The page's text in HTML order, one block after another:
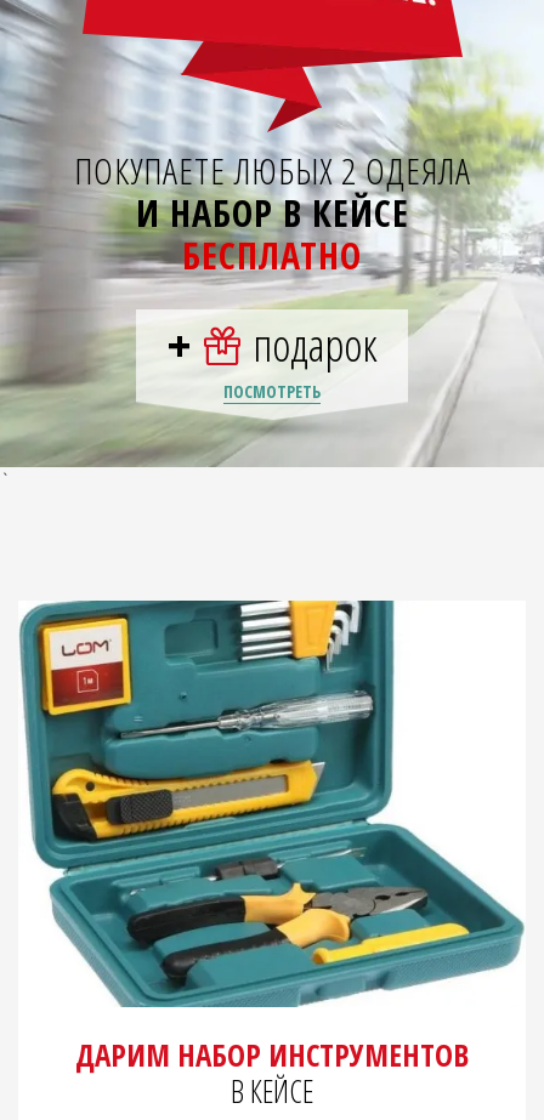
ПОКУПАЕТЕ ЛЮБЫХ 2 ОДЕЯЛА
И НАБОР В КЕЙСЕ
БЕСПЛАТНО
+ подарок
ПОСМОТРЕТЬ
`
ДАРИМ НАБОР ИНСТРУМЕНТОВ
В КЕЙСЕ